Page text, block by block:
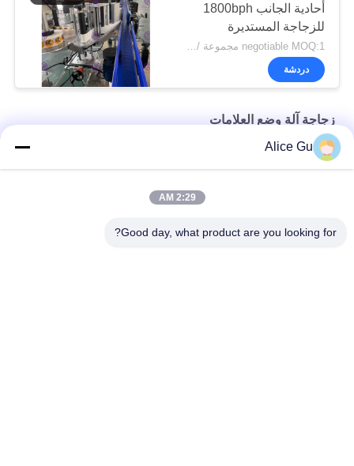
أحادية الجانب 1800bph
للزجاجة المستديرة
الصغيرة
negotiable MOQ:1 مجموعة / جهاز كمبيوتر شخصى للشراب زجاجة آلة وسم
دردشة
زجاجة آلة وضع العلامات
جهين ملصقا وسم آلة للزجاج زجاجة البيرة الدقة +/- 1 ملليمتر
Alice Gu
2:29 AM
Good day, what product are you looking for?